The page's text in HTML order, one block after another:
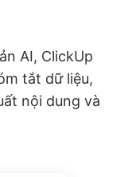
AI, ClickUp
tắt dữ liệu,
nội dung và